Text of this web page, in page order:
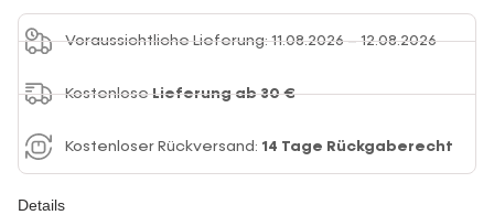
Voraussichtliche Lieferung: 11.08.2026 – 12.08.2026
KostenloseLieferung ab 30 €
Kostenloser Rückversand: 14 Tage Rückgaberecht
Details